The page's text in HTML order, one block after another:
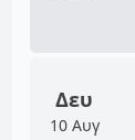
Δευ
10 Αυγ